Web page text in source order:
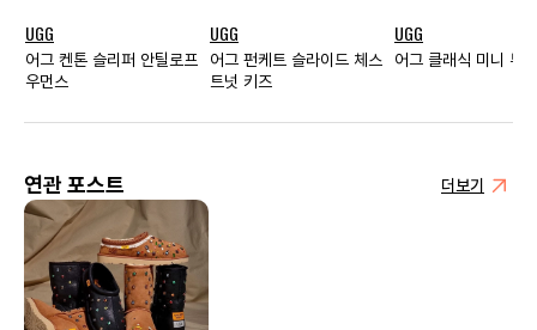
UGG
어그 켄톤 슬리퍼 안틸로프
우먼스
UGG
어그 펀케트 슬라이드 체스
트넛 키즈
UGG
어그 클래식 미니 부
연관 포스트 더보기